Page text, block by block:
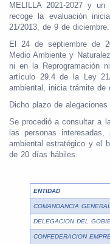
MELILLA 2021-2027 y
recoge la evaluación
21/2013, de 9 de diciembre.
El 24 de septiembre de
Medio Ambiente y
ni en la Reprogramación
artículo 29.4 de la Ley
ambiental, inicia trámite de
Dicho plazo de
Se procedió a consultar a
las personas
ambiental estratégico y el
de 20 días hábiles.
ENTIDAD
COMANDANCIA
DELEGACION DEL
CONFEDERACION